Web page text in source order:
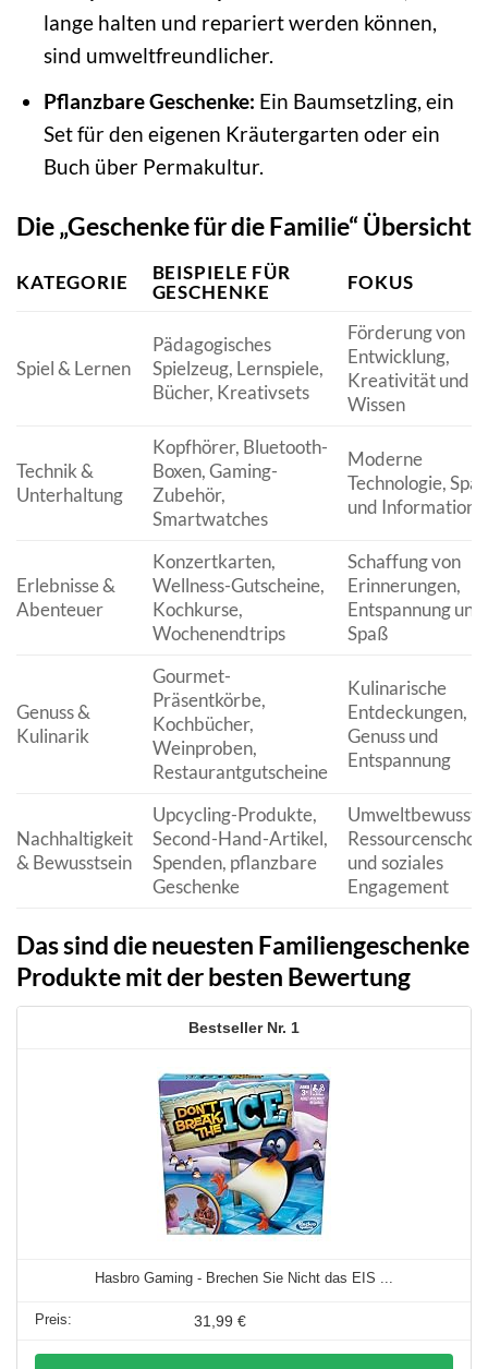
lange halten und repariert werden können,
sind umweltfreundlicher.
Pflanzbare Geschenke: Ein Baumsetzling, ein
Set für den eigenen Kräutergarten oder ein
Buch über Permakultur.
Die „Geschenke für die Familie“ Übersicht
KATEGORIE
BEISPIELE FÜR
GESCHENKE
FOKUS
Spiel & Lernen
Pädagogisches
Spielzeug, Lernspiele,
Bücher, Kreativsets
Förderung von
Entwicklung,
Kreativität und
Wissen
Technik &
Unterhaltung
Kopfhörer, Bluetooth-
Boxen, Gaming-
Zubehör,
Smartwatches
Moderne
Technologie,
und Information
Erlebnisse &
Abenteuer
Konzertkarten,
Wellness-Gutscheine,
Kochkurse,
Wochenendtrips
Schaffung von
Erinnerungen,
Entspannung und
Spaß
Genuss &
Kulinarik
Gourmet-
Präsentkörbe,
Kochbücher,
Weinproben,
Restaurantgutscheine
Kulinarische
Entdeckungen,
Genuss und
Entspannung
Nachhaltigkeit
& Bewusstsein
Upcycling-Produkte,
Second-Hand-Artikel,
Spenden, pflanzbare
Geschenke
und soziales
Engagement
Das sind die neuesten Familiengeschenke
Produkte mit der besten Bewertung
1
Hasbro Gaming - Brechen Sie Nicht das EIS ...
31,99 €